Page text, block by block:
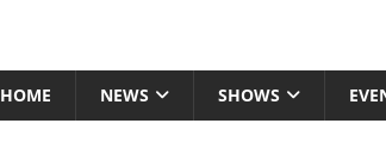
HOME NEWS SHOWS